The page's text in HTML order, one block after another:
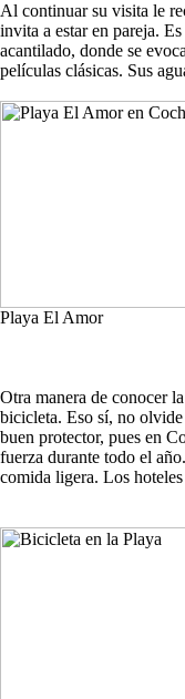
Al continuar su visita le
invita a estar en pareja.
acantilado, donde se
películas clásicas. Sus
Playa El Amor
Otra manera de conocer
bicicleta. Eso sí, no
buen protector, pues en
fuerza durante todo el
comida ligera. Los